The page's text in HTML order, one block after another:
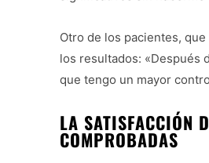
Otro de los pacientes,
los resultados: «Después
que tengo un mayor
LA SATISFACCIÓN
COMPROBADAS